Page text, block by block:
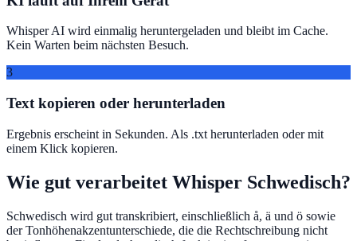
Whisper AI wird einmalig heruntergeladen und bleibt im Cache.
Kein Warten beim nächsten Besuch.
3
Text kopieren oder herunterladen
Ergebnis erscheint in Sekunden. Als .txt herunterladen oder mit
einem Klick kopieren.
Wie gut verarbeitet Whisper Schwedisch?
Schwedisch wird gut transkribiert, einschließlich å, ä und ö sowie
der Tonhöhenakzentunterschiede, die die Rechtschreibung nicht